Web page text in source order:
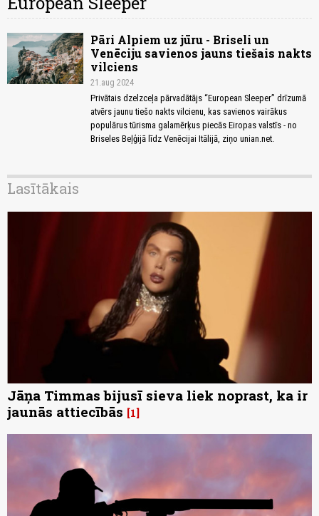
Pāri Alpiem uz jūru - Briseli un
Venēciju savienos jauns tiešais nakts
vilciens
21.aug 2024
Privātais dzelzceļa pārvadātājs “European Sleeper” drīzumā
atvērs jaunu tiešo nakts vilcienu, kas savienos vairākus
populārus tūrisma galamērķus piecās Eiropas valstīs - no
Briseles Beļģijā līdz Venēcijai Itālijā, ziņo unian.net.
Lasītākais
Jāņa Timmas bijusī sieva liek noprast, ka ir
jaunās attiecībās 1